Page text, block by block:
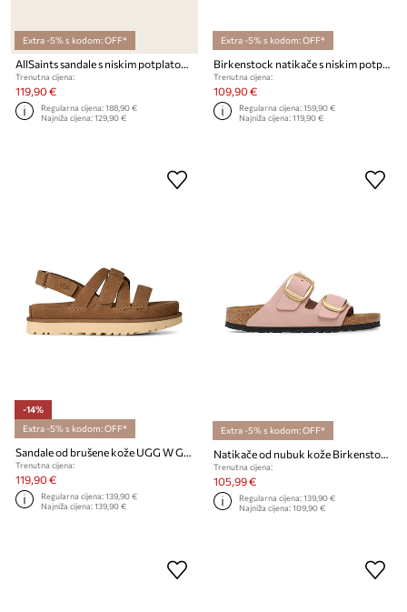
Extra -5% s kodom: OFF*
AllSaints sandale s niskim potplatom za žene od kože Staffa Sandal
Trenutna cijena:
119,90 €
Regularna cijena:188,90 €
Najniža cijena:129,90 €
Extra -5% s kodom: OFF*
Birkenstock natikače s niskim potplatom za žene kožne Arizona Big Buckle
Trenutna cijena:
109,90 €
Regularna cijena:159,90 €
Najniža cijena:119,90 €
-14%
Extra -5% s kodom: OFF*
Sandale od brušene kože UGG W Goldenstar Gleam
Trenutna cijena:
119,90 €
Regularna cijena:139,90 €
Najniža cijena:139,90 €
Extra -5% s kodom: OFF*
Natikače od nubuk kože Birkenstock Arizona Big Buckle
Trenutna cijena:
105,99 €
Regularna cijena:139,90 €
Najniža cijena:109,90 €